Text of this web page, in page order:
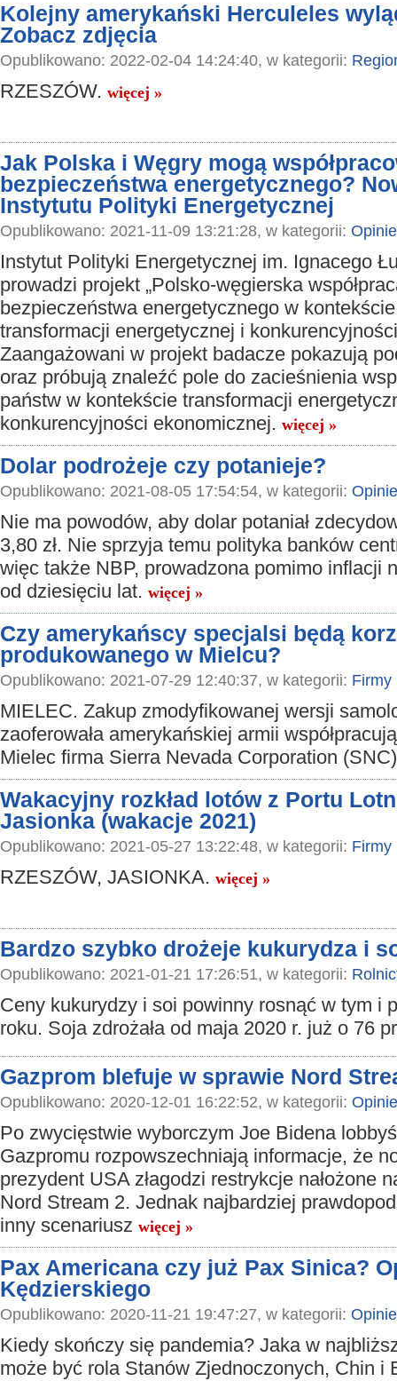
Kolejny amerykański Herculeles
Zobacz zdjęcia
Opublikowano: 2022-02-04 14:24:40, w kategorii:
RZESZÓW. więcej »
Jak Polska i Węgry mogą
bezpieczeństwa energetycznego?
Instytutu Polityki Energetycznej
Opublikowano: 2021-11-09 13:21:28, w kategorii: Opinie
Instytut Polityki Energetycznej im. Ignacego
prowadzi projekt „Polsko-węgierska
bezpieczeństwa energetycznego w kontekście
transformacji energetycznej i
Zaangażowani w projekt badacze pokazują
oraz próbują znaleźć pole do zacieśnienia
państw w kontekście transformacji
konkurencyjności ekonomicznej. więcej »
Dolar podrożeje czy potanieje?
Opublikowano: 2021-08-05 17:54:54, w kategorii: Opinie
Nie ma powodów, aby dolar potaniał
3,80 zł. Nie sprzyja temu polityka banków
więc także NBP, prowadzona pomimo inflacji
od dziesięciu lat. więcej »
Czy amerykańscy specjalsi będą
produkowanego w Mielcu?
Opublikowano: 2021-07-29 12:40:37, w kategorii: Firmy
MIELEC. Zakup zmodyfikowanej wersji
zaoferowała amerykańskiej armii
Mielec firma Sierra Nevada Corporation
Wakacyjny rozkład lotów z Portu
Jasionka (wakacje 2021)
Opublikowano: 2021-05-27 13:22:48, w kategorii: Firmy
RZESZÓW, JASIONKA. więcej »
Bardzo szybko drożeje kukurydza i
Opublikowano: 2021-01-21 17:26:51, w kategorii:
Ceny kukurydzy i soi powinny rosnąć w tym i
roku. Soja zdrożała od maja 2020 r. już o 76
Gazprom blefuje w sprawie Nord
Opublikowano: 2020-12-01 16:22:52, w kategorii: Opinie
Po zwycięstwie wyborczym Joe Bidena
Gazpromu rozpowszechniają informacje, że
prezydent USA złagodzi restrykcje nałożone
Nord Stream 2. Jednak najbardziej
inny scenariusz więcej »
Pax Americana czy już Pax Sinica?
Kędzierskiego
Opublikowano: 2020-11-21 19:47:27, w kategorii: Opinie
Kiedy skończy się pandemia? Jaka w
może być rola Stanów Zjednoczonych, Chin i